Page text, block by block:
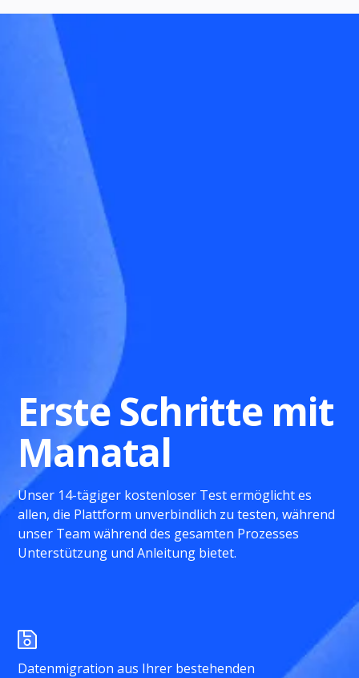
Erste Schritte mit
Manatal
Unser 14-tägiger kostenloser Test ermöglicht es
allen, die Plattform unverbindlich zu testen, während
unser Team während des gesamten Prozesses
Unterstützung und Anleitung bietet.
Datenmigration aus Ihrer bestehenden